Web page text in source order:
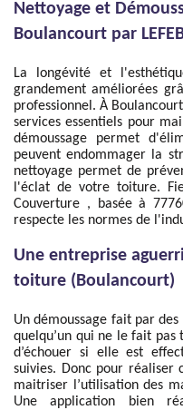
Nettoyage et
Boulancourt par
La longévité et
grandement améliorées
professionnel. À
services essentiels pour
démoussage permet
peuvent endommager la
nettoyage permet de
l'éclat de votre toiture.
Couverture , basée à
respecte les normes de
Une entreprise
toiture (Boulancourt)
Un démoussage fait par
quelqu’un qui ne le fait
d’échouer si elle est
suivies. Donc pour
maitriser l’utilisation des
Une application bien